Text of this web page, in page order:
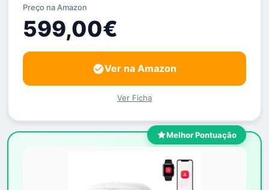
Preço na Amazon
599,00€
Ver na Amazon
Ver Ficha
Melhor Pontuação